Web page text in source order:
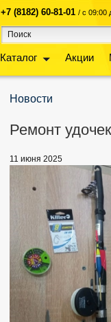
+7 (8182) 60-81-01 / с 09:00
Каталог Акции
Новости
Ремонт
11 июня 2025